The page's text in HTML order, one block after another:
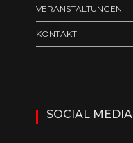
VERANSTALTUNGEN
KONTAKT
SOCIAL MEDIA